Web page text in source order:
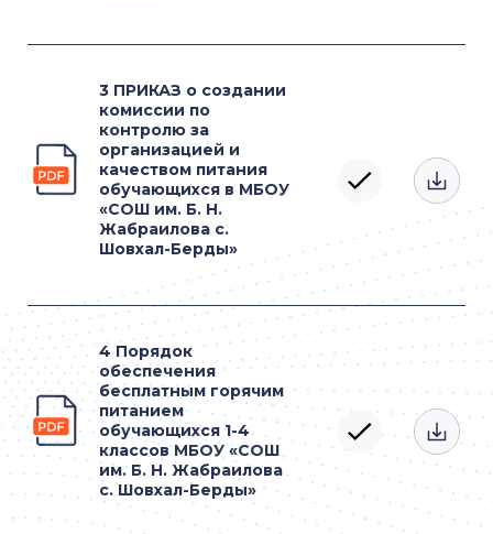
3 ПРИКАЗ о создании
комиссии по
контролю за
организацией и
качеством питания
обучающихся в МБОУ
«СОШ им. Б. Н.
Жабраилова с.
Шовхал-Берды»
4 Порядок
обеспечения
бесплатным горячим
питанием
обучающихся 1-4
классов МБОУ «СОШ
им. Б. Н. Жабраилова
с. Шовхал-Берды»